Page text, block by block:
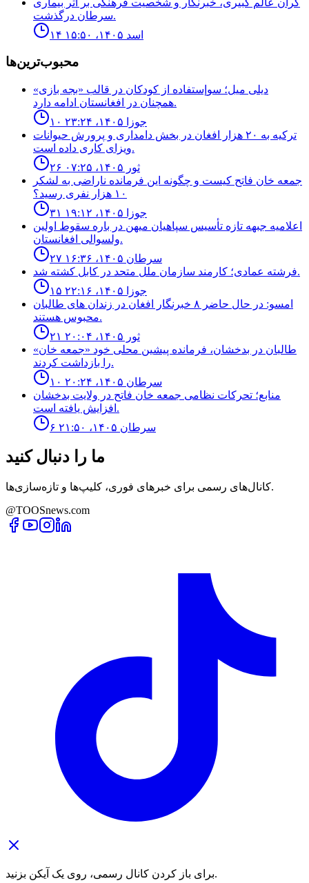
گران عالم کبیری، خبرنگار و شخصیت فرهنگی بر اثر بیماری
سرطان درگذشت.
۱۴ اسد ۱۴۰۵، ۱۵:۵۰
محبوب‌ترین‌ها
ديلى ميل؛ سوإستفاده از كودكان در قالب «بجه بازى»
همچنان در افغانستان ادامه دارد.
۱۰ جوزا ۱۴۰۵، ۲۳:۲۴
ترکیه به ۲۰ هزار افغان در بخش دامداری و پرورش حیوانات
ویزای کاری داده است.
۲۶ ثور ۱۴۰۵، ۰۷:۲۵
جمعه خان فاتح كيست و چگونه اين فرمانده ناراضى به لشكر
١٠ هزار نفرى رسيد؟
۳۱ جوزا ۱۴۰۵، ۱۹:۱۲
اعلاميه جبهه تازه تأسيس سپاهيان ميهن در باره سقوط اولين
ولسوالى افغانستان.
۲۷ سرطان ۱۴۰۵، ۱۶:۳۶
فرشته عمادى؛ كارمند سازمان ملل متحد در كابل كشته شد.
۱۵ جوزا ۱۴۰۵، ۲۲:۱۶
امسو: در حال حاضر ۸ خبرنگار افغان در زندان‌ های طالبان
محبوس هستند.
۲۱ ثور ۱۴۰۵، ۲۰:۰۴
طالبان در بدخشان، فرمانده پیشین محلی خود «جمعه خان»
را بازداشت کردند.
۱۰ سرطان ۱۴۰۵، ۲۰:۲۴
منابع؛ تحركات نظامى جمعه خان فاتح در ولايت بدخشان
افزايش يافته است.
۶ سرطان ۱۴۰۵، ۲۱:۵۰
ما را دنبال کنید
کانال‌های رسمی برای خبرهای فوری، کلیپ‌ها و تازه‌سازی‌ها.
@TOOSnews.com
برای باز کردن کانال رسمی، روی یک آیکن بزنید.